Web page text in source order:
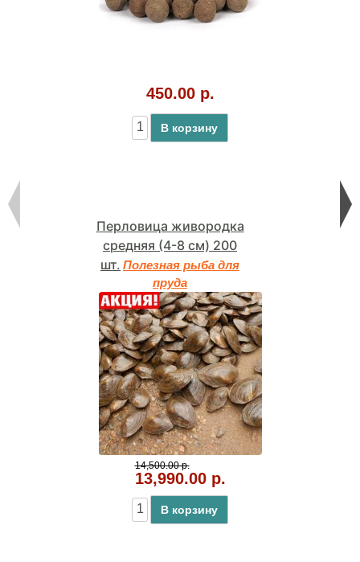
450.00 р.
В корзину
Перловица живородка
средняя (4-8 см) 200
шт. Полезная рыба для
пруда
14,500.00 р.
13,990.00 р.
В корзину